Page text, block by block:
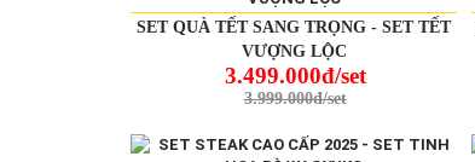
SET QUÀ TẾT SANG TRỌNG - SET TẾT
VƯỢNG LỘC
3.499.000đ/set
3.999.000đ/set